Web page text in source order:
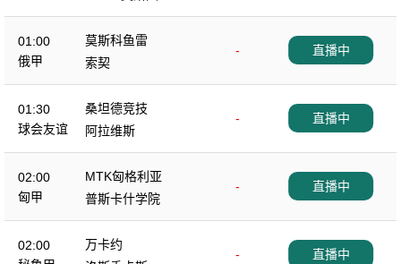
01:00
俄甲
莫斯科鱼雷
-
索契
直播中
01:30
球会友谊
桑坦德竞技
-
阿拉维斯
直播中
02:00
匈甲
MTK匈格利亚
-
普斯卡什学院
直播中
02:00
万卡约
-
直播中